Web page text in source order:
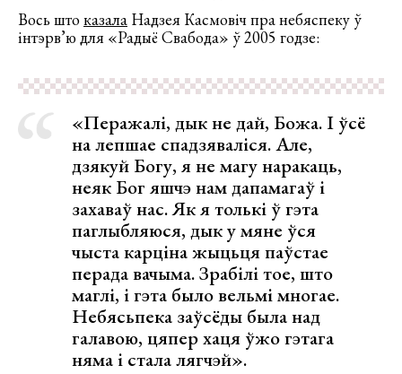
Вось штоказала Надзея Касмовіч пра небяспеку ў
інтэрв’ю для «Радыё Свабода» ў 2005 годзе:
«Перажалі, дык не дай, Божа. І ўсё
на лепшае спадзяваліся. Але,
дзякуй Богу, я не магу наракаць,
неяк Бог яшчэ нам дапамагаў і
захаваў нас. Як я толькі ў гэта
паглыбляюся, дык у мяне ўся
чыста карціна жыцьця паўстае
перада вачыма. Зрабілі тое, што
маглі, і гэта было вельмі многае.
Небясьпека заўсёды была над
галавою, цяпер хаця ўжо гэтага
няма і стала лягчэй».